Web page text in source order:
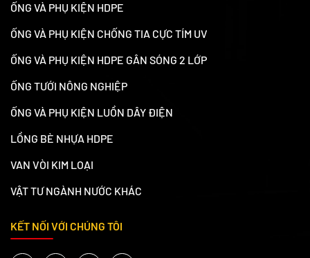
ỐNG VÀ PHỤ KIỆN HDPE
ỐNG VÀ PHỤ KIỆN CHỐNG TIA CỰC TÍM UV
ỐNG VÀ PHỤ KIỆN HDPE GÂN SÓNG 2 LỚP
ỐNG TƯỚI NÔNG NGHIỆP
ỐNG VÀ PHỤ KIỆN LUỒN DÂY ĐIỆN
LỒNG BÈ NHỰA HDPE
VAN VÒI KIM LOẠI
VẬT TƯ NGÀNH NƯỚC KHÁC
KẾT NỐI VỚI CHÚNG TÔI